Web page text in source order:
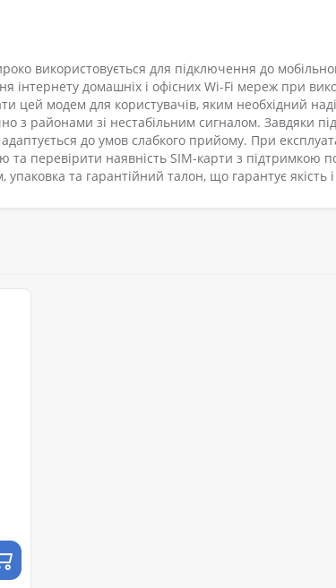
використовується для підключення до
інтернету домашніх і офісних Wi-Fi мереж при
цей модем для користувачів, яким необхідний
з районами зі нестабільним сигналом. Завдяки
до умов слабкого прийому. При
перевірити наявність SIM-карти з підтримкою
та гарантійний талон, що гарантує якість